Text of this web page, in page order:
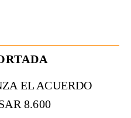
EL ACUERDO
8.600